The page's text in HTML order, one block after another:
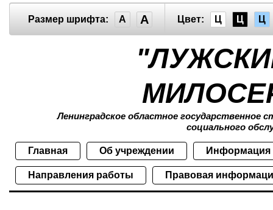
Размер шрифта: A A Цвет: Ц Ц Ц
Ленинградское областное государственное
социального
Главная Об учреждении Информация
Направления работы Правовая